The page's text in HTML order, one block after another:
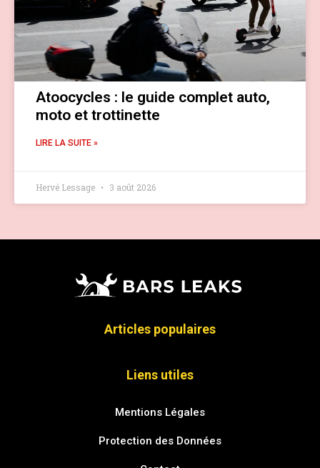
Atoocycles : le guide complet auto,
moto et trottinette
LIRE LA SUITE »
Hervé Lessage 3 août 2026
Articles populaires
Liens utiles
Mentions Légales
Protection des Données